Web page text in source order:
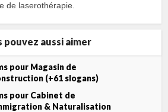
de laserothérapie.
pouvez aussi aimer
pour Magasin de
(+61 slogans)
pour Cabinet de
& Naturalisation